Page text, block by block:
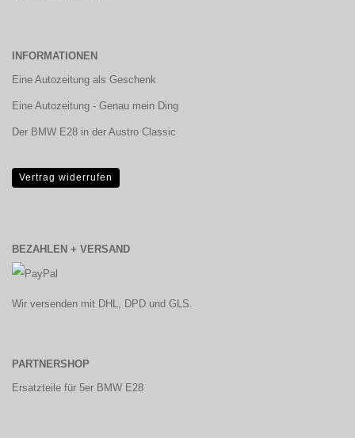
INFORMATIONEN
Eine Autozeitung als Geschenk
Eine Autozeitung - Genau mein Ding
Der BMW E28 in der Austro Classic
Vertrag widerrufen
BEZAHLEN + VERSAND
Wir versenden mit DHL, DPD und GLS.
PARTNERSHOP
Ersatzteile für 5er BMW E28